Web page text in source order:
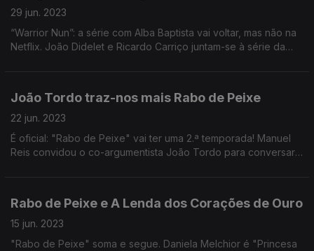
29 jun. 2023
“Warrior Nun”: a série com Alba Baptista vai voltar, mas não na
Netflix. João Didelet e Ricardo Carriço juntam-se à série da
João Tordo traz-nos mais Rabo de Peixe
22 jun. 2023
É oficial: "Rabo de Peixe" vai ter uma 2.ª temporada! Manuel
Reis convidou o co-argumentista João Tordo para conversar
Rabo de Peixe e A Lenda dos Corações de Ouro
15 jun. 2023
"Rabo de Peixe" soma e segue. Daniela Melchior é "Princesa